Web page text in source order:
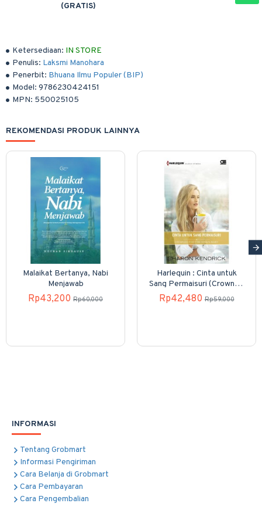
Ketersediaan: IN STORE
Penulis: Laksmi Manohara
Penerbit: Bhuana Ilmu Populer (BIP)
Model: 9786230424151
MPN: 550025105
(GRATIS)
REKOMENDASI PRODUK LAINNYA
Malaikat Bertanya, Nabi
Menjawab
Rp43,200 Rp60,000
Harlequin : Cinta untuk
Sang Permaisuri (Crowned
for the King Baby)
Rp42,480 Rp59,000
INFORMASI
Tentang Grobmart
Informasi Pengiriman
Cara Belanja di Grobmart
Cara Pembayaran
Cara Pengembalian